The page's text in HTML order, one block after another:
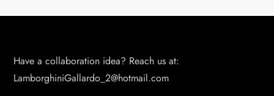
Have a collaboration idea? Reach us at:
LamborghiniGallardo_2@hotmail.com